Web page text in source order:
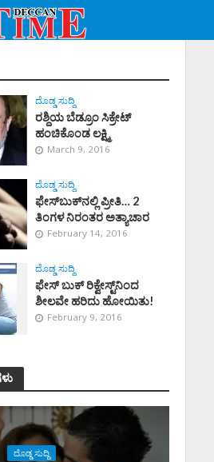
ದೊಡ್ಡ ಸುದ್ದಿ
ರಶ್ದಿಯ ಬೆಡ್ರೂಂ ಸಿಕ್ರೇಟ್
ಹಂಚಿಕೊಂಡ ಲಕ್ಷ್ಮಿ
March 9, 2016
ದೊಡ್ಡ ಸುದ್ದಿ
ಫೇಸ್‌ಬುಕ್‌‌ನಲ್ಲಿ ಪ್ರೀತಿ… 2
ತಿಂಗಳ ನಿರಂತರ ಅತ್ಯಾಚಾರ
February 14, 2016
ದೊಡ್ಡ ಸುದ್ದಿ
ಫೇಸ್ ಬುಕ್ ರಿಕ್ವೇಸ್ಟ್‌ನಿಂದ
ಶೀಲವೇ ಹರಿದು ಹೋಯಿತು!
February 9, 2016
ದೊಡ್ಡ ಸುದ್ದಿ